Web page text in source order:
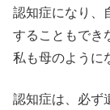
認知症になり、
することもでき
私も母のように
認知症は、必ず